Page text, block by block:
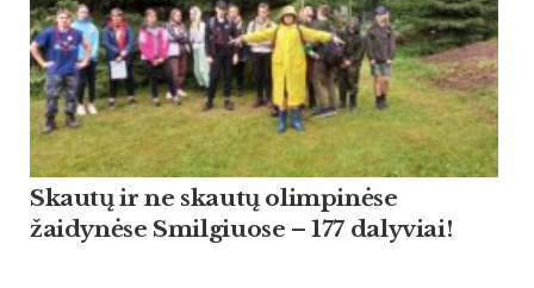
Skautų ir ne skautų olimpinėse
žaidynėse Smilgiuose – 177 dalyviai!